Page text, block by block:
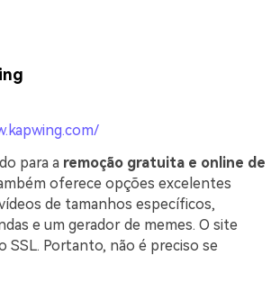
para a remoção gratuita e online de
oferece opções excelentes
de tamanhos específicos,
e um gerador de memes. O site
SSL. Portanto, não é preciso se